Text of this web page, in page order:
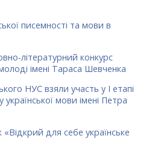
писемності та мови в
літературний конкурс
імені Тараса Шевченка
НУС взяли участь у І етапі
мови імені Петра
для себе українське